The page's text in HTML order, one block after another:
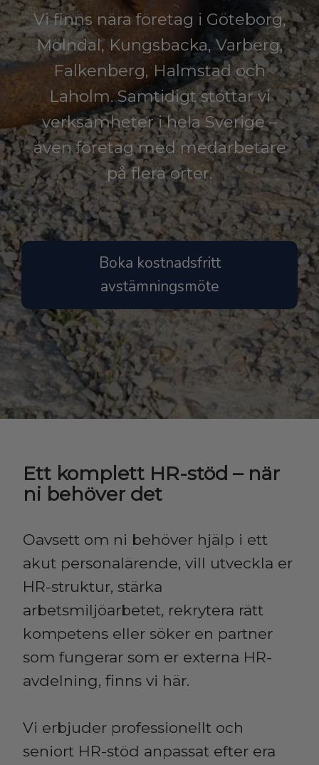
​​​​​​​Vi finns nära företag i Göteborg,
Mölndal, Kungsbacka, Varberg,
Falkenberg, Halmstad och
Laholm. Samtidigt stöttar vi
verksamheter i hela Sverige –
även företag med medarbetare
på flera orter.
Boka kostnadsfritt
avstämningsmöte
Ett komplett HR-stöd – när
ni behöver det
Oavsett om ni behöver hjälp i ett
akut personalärende, vill utveckla er
HR-struktur, stärka
arbetsmiljöarbetet, rekrytera rätt
kompetens eller söker en partner
som fungerar som er externa HR-
avdelning, finns vi här.
Vi erbjuder professionellt och
seniort HR-stöd anpassat efter era